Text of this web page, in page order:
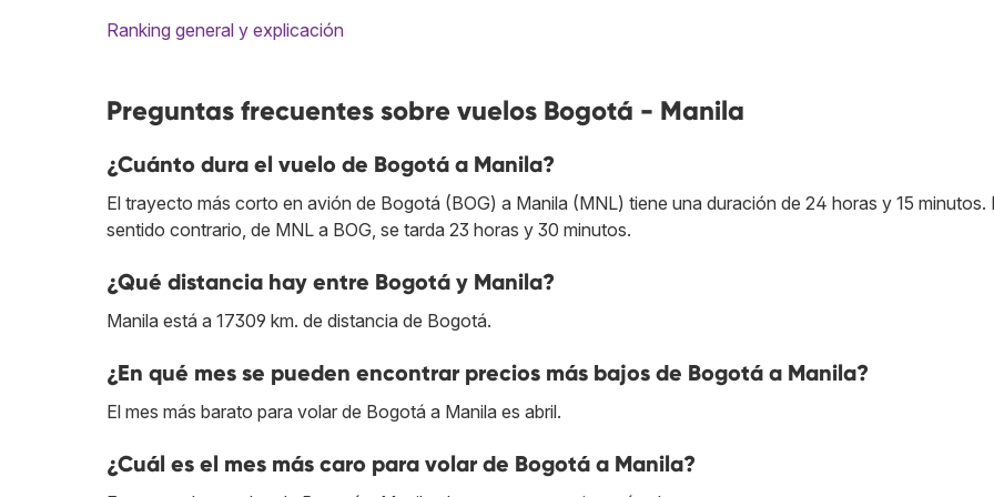
Ranking general y explicación
Preguntas frecuentes sobre vuelos Bogotá - Manila
¿Cuánto dura el vuelo de Bogotá a Manila?
El trayecto más corto en avión de Bogotá (BOG) a Manila (MNL) tiene una duración de 24 horas y 15 minutos.
sentido contrario, de MNL a BOG, se tarda 23 horas y 30 minutos.
¿Qué distancia hay entre Bogotá y Manila?
Manila está a 17309 km. de distancia de Bogotá.
¿En qué mes se pueden encontrar precios más bajos de Bogotá a Manila?
El mes más barato para volar de Bogotá a Manila es abril.
¿Cuál es el mes más caro para volar de Bogotá a Manila?